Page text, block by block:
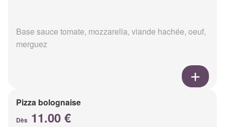
Base sauce tomate, mozzarella, viande hachée, oeuf,
merguez
Pizza bolognaise
Dès 11.00 €